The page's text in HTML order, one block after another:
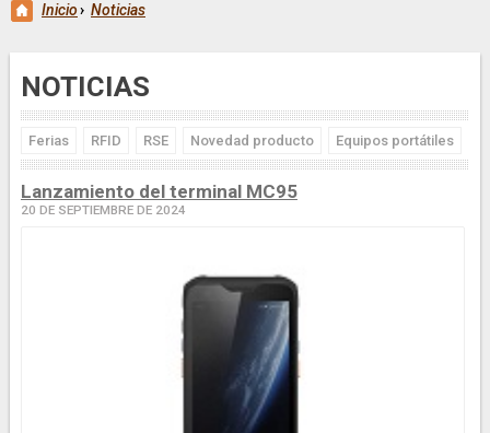
Inicio› Noticias
NOTICIAS
Ferias RFID RSE Novedad producto Equipos portátiles
Lanzamiento del terminal MC95
20 DE SEPTIEMBRE DE 2024